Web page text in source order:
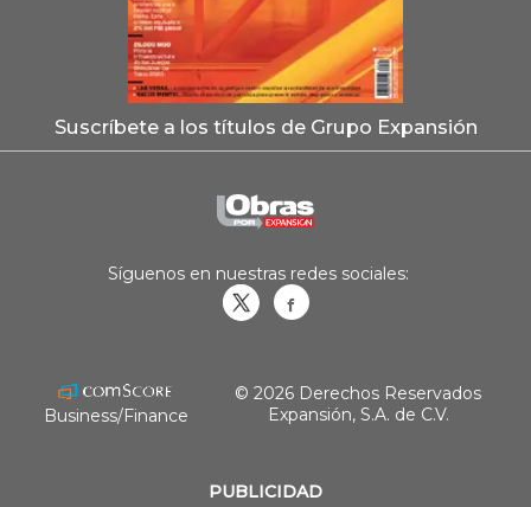
Suscríbete a los títulos de Grupo Expansión
PUBLICIDAD
Síguenos en nuestras redes sociales:
Business/Finance
© 2026 Derechos Reservados
Expansión, S.A. de C.V.